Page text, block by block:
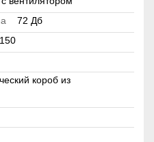
72 Дб
150
короб из